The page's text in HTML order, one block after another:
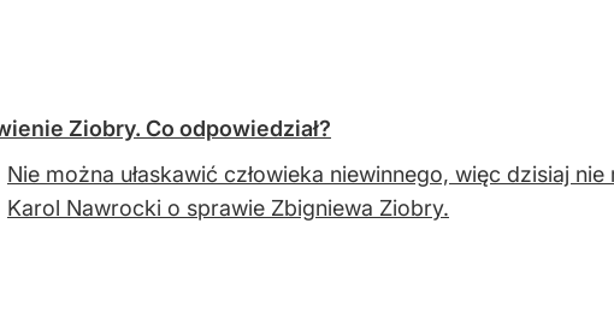
Ziobry. Co odpowiedział?
Nie można ułaskawić człowieka niewinnego, więc dzisiaj
Karol Nawrocki o sprawie Zbigniewa Ziobry.